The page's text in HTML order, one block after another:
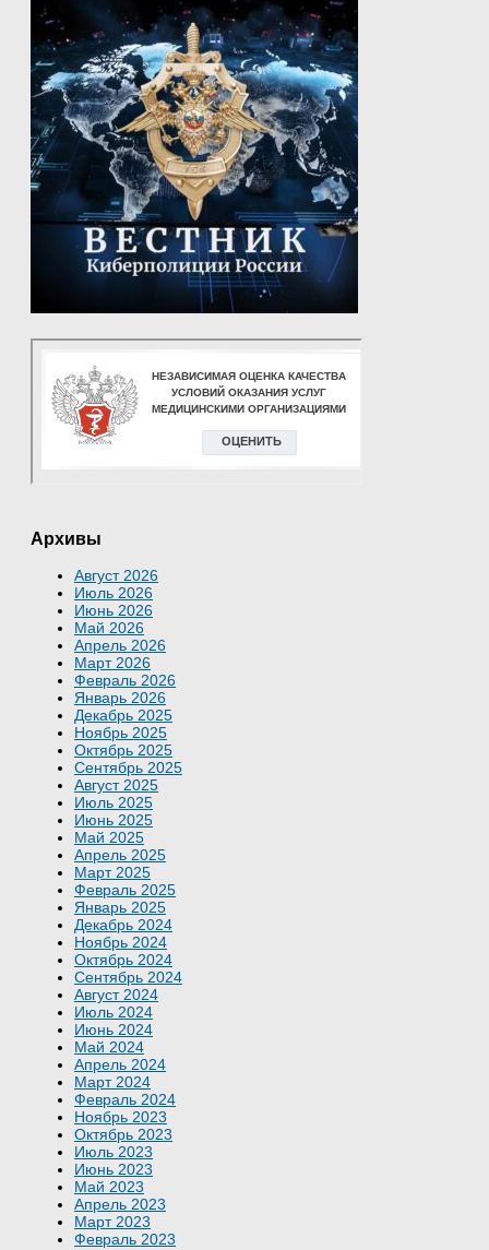
Архивы
Август 2026
Июль 2026
Июнь 2026
Май 2026
Апрель 2026
Март 2026
Февраль 2026
Январь 2026
Декабрь 2025
Ноябрь 2025
Октябрь 2025
Сентябрь 2025
Август 2025
Июль 2025
Июнь 2025
Май 2025
Апрель 2025
Март 2025
Февраль 2025
Январь 2025
Декабрь 2024
Ноябрь 2024
Октябрь 2024
Сентябрь 2024
Август 2024
Июль 2024
Июнь 2024
Май 2024
Апрель 2024
Март 2024
Февраль 2024
Ноябрь 2023
Октябрь 2023
Июль 2023
Июнь 2023
Май 2023
Апрель 2023
Март 2023
Февраль 2023